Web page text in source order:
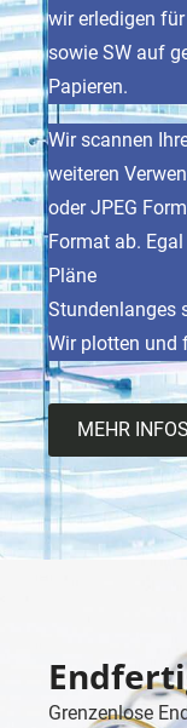
wir erledigen
sowie SW auf
Papieren.
Wir scannen
weiteren
oder JPEG
Format ab.
Pläne
Stundenlanges
Wir plotten und
MEHR
Grenzenlose